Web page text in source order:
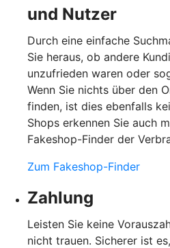
und Nutzer
Durch eine einfache
Sie heraus, ob andere
unzufrieden waren oder
Wenn Sie nichts über den
finden, ist dies ebenfalls
Shops erkennen Sie auch
Fakeshop-Finder der
Zum Fakeshop-Finder
Zahlung
Leisten Sie keine
nicht trauen. Sicherer ist